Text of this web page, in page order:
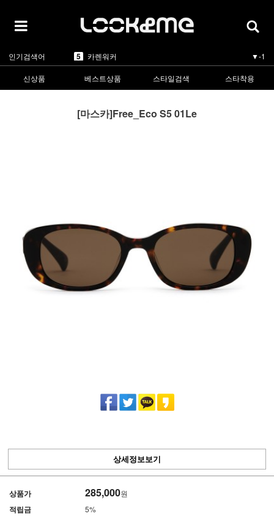
인기검색어
2 마스카 ▲3
3 린드버그 ▲1
5
1 라피스센시블레
▲5
신상품
베스트상품 스타일검색 스타착용
[마스카]Free_Eco S5 01Le
상세정보보기
상품가 285,000원
적립금 5%